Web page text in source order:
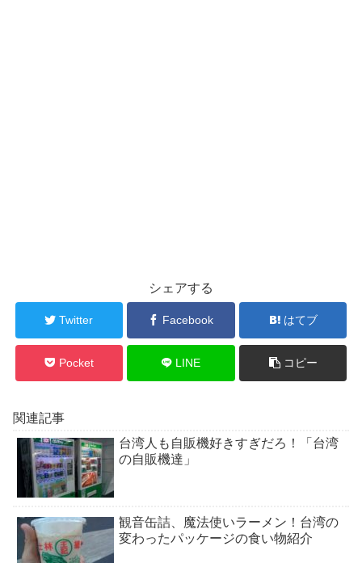
シェアする
Twitter Facebook はてブ
Pocket LINE コピー
関連記事
台湾人も自販機好きすぎだろ！「台湾
の自販機達」
観音缶詰、魔法使いラーメン！台湾の
変わったパッケージの食い物紹介